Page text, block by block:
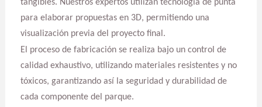
tangibles. Nuestros expertos utilizan tecnología de punta
para elaborar propuestas en 3D, permitiendo una
visualización previa del proyecto final.
El proceso de fabricación se realiza bajo un control de
calidad exhaustivo, utilizando materiales resistentes y no
tóxicos, garantizando así la seguridad y durabilidad de
cada componente del parque.